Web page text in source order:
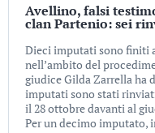
Avellino, falsi
clan Partenio: sei
Dieci imputati sono finiti
nell’ambito del
giudice Gilda Zarrella ha
imputati sono stati
il 28 ottobre davanti al
Per un decimo imputato,